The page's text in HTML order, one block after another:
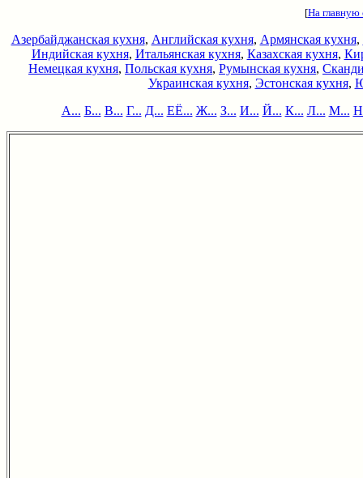
[На главную
Азербайджанская кухня, Английская кухня, Армянская кухня,
Индийская кухня, Итальянская кухня, Казахская кухня,
Немецкая кухня, Польская кухня, Румынская кухня,
Украинская кухня, Эстонская кухня,
А... Б... В... Г... Д... ЕЁ... Ж... З... И... Й... К... Л... М...